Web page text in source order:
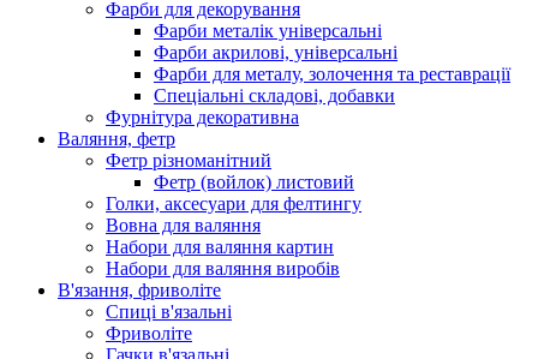
Фарби для декорування
Фарби металік універсальні
Фарби акрилові, універсальні
Фарби для металу, золочення та реставрації
Спеціальні складові, добавки
Фурнітура декоративна
Валяння, фетр
Фетр різноманітний
Фетр (войлок) листовий
Голки, аксесуари для фелтингу
Вовна для валяння
Набори для валяння картин
Набори для валяння виробів
В'язання, фриволіте
Спиці в'язальні
Фриволіте
Гачки в'язальні